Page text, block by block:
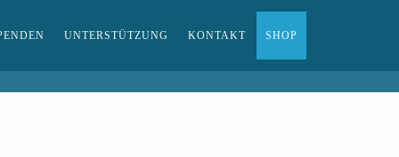
UNTERSTÜTZUNG KONTAKT SHOP